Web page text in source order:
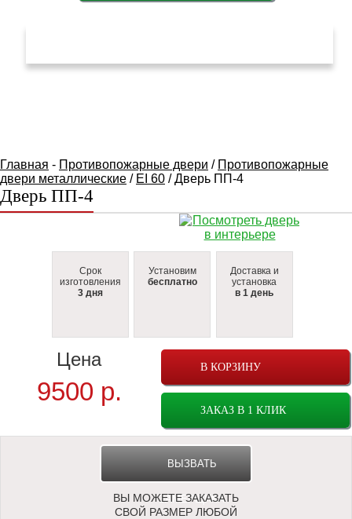
Главная - Противопожарные двери / Противопожарные
двери металлические / EI 60 / Дверь ПП-4
Дверь ПП-4
Срок
изготовления
3 дня
Установим
бесплатно
Доставка и
установка
в 1 день
В КОРЗИНУ
ЗАКАЗ В 1 КЛИК
Цена
9500 р.
ВЫЗВАТЬ
ЗАМЕРЩИКА
ВЫ МОЖЕТЕ ЗАКАЗАТЬ
СВОЙ РАЗМЕР ЛЮБОЙ